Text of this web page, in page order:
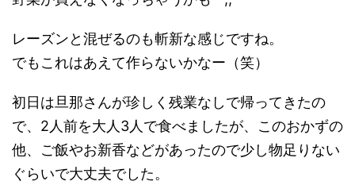
レーズンと混ぜるのも斬新な感じですね。
でもこれはあえて作らないかなー（笑）
初日は旦那さんが珍しく残業なしで帰ってきたの
で、2人前を大人3人で食べましたが、このおかずの
他、ご飯やお新香などがあったので少し物足りない
ぐらいで大丈夫でした。